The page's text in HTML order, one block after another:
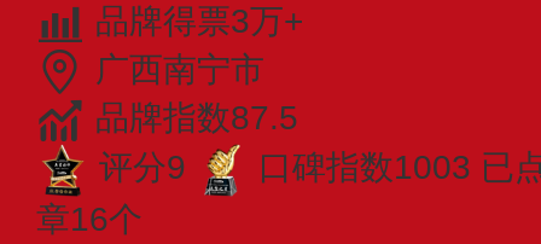
品牌得票3万+
广西南宁市
品牌指数87.5
评分9
口碑指数1003 已
章16个